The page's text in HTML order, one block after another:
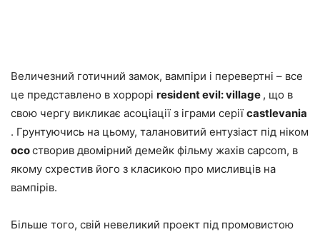
Величезний готичний замок, вампіри і перевертні – все
це представлено в хоррорі resident evil: village , що в
свою чергу викликає асоціації з іграми серії castlevania
. Грунтуючись на цьому, талановитий ентузіаст під ніком
ocoстворив двомірний демейк фільму жахів capcom, в
якому схрестив його з класикою про мисливців на
вампірів.
Більше того, свій невеликий проект під промовистою